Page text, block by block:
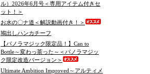
ル）2026年6月号＜専用アイテム付きセ
ット！＞
お水の〇ナ道＜解説動画付き！＞
鳩出しハンカチーフ
【パノラマジック限定品！】Can to
Bottle～変わっ茶った～＜パノラマジッ
ク限定改造バージョン＞
Ultimate Ambition Improved～アルティメ